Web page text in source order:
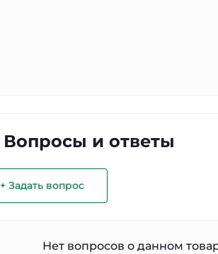
Вопросы и ответы
+ Задать вопрос
Нет вопросов о данном